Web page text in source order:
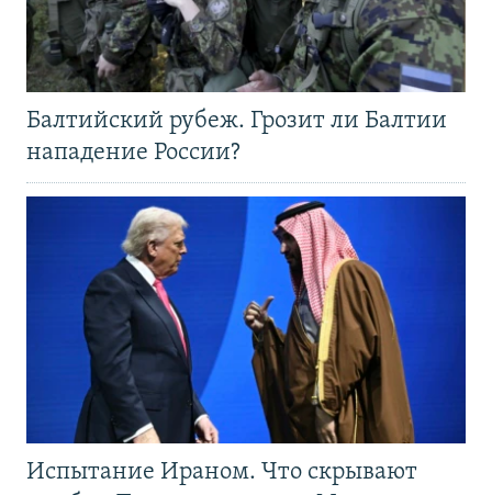
Балтийский рубеж. Грозит ли Балтии
нападение России?
Испытание Ираном. Что скрывают